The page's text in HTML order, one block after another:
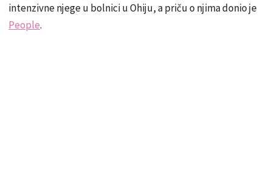
intenzivne njege u bolnici u Ohiju, a priču o njima donio je
People.